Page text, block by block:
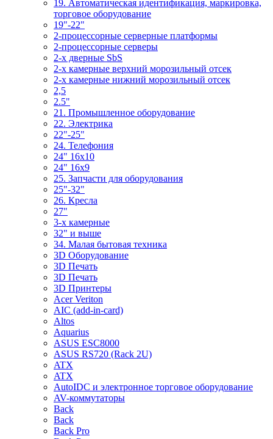
19. Автоматическая идентификация, маркировка,
торговое оборудование
19"-22"
2-процессорные серверные платформы
2-процессорные серверы
2-х дверные SbS
2-х камерные верхний морозильный отсек
2-х камерные нижний морозильный отсек
2,5
2.5"
21. Промышленное оборудование
22. Электрика
22"-25"
24. Телефония
24" 16x10
24" 16x9
25. Запчасти для оборудования
25"-32"
26. Кресла
27"
3-x камерные
32" и выше
34. Малая бытовая техника
3D Оборудование
3D Печать
3D Печать
3D Принтеры
Acer Veriton
AIC (add-in-card)
Altos
Aquarius
ASUS ESC8000
ASUS RS720 (Rack 2U)
ATX
ATX
AutoIDC и электронное торговое оборудование
AV-коммутаторы
Back
Back
Back Pro